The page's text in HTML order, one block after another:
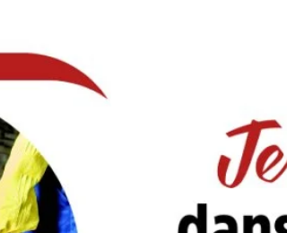
l’employeur. FO, DES...